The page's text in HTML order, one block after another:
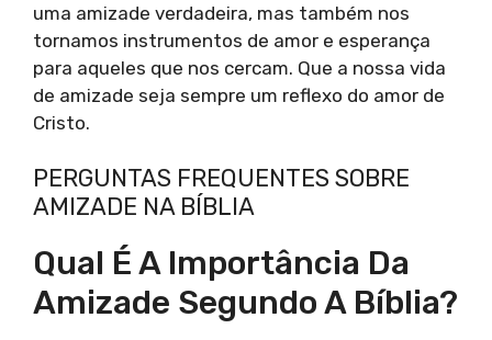
uma amizade verdadeira, mas também nos
tornamos instrumentos de amor e esperança
para aqueles que nos cercam. Que a nossa vida
de amizade seja sempre um reflexo do amor de
Cristo.
PERGUNTAS FREQUENTES SOBRE
AMIZADE NA BÍBLIA
Qual É A Importância Da
Amizade Segundo A Bíblia?